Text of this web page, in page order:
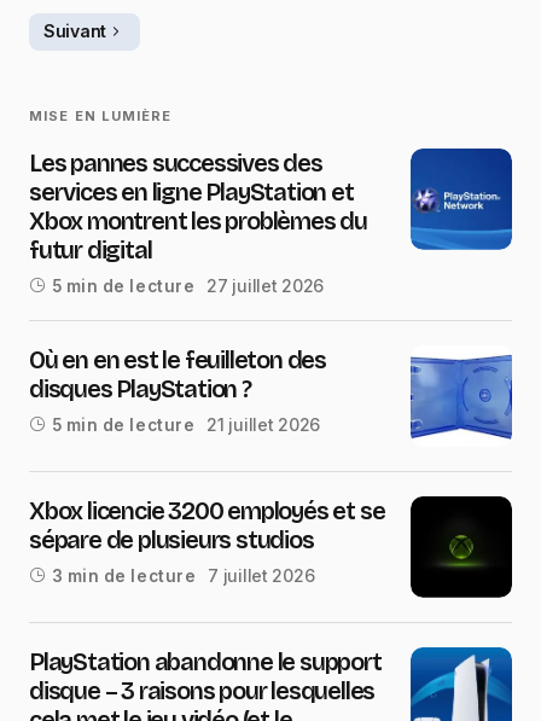
Suivant
MISE EN LUMIÈRE
Les pannes successives des
services en ligne PlayStation et
Xbox montrent les problèmes du
futur digital
5 min de lecture 27 juillet 2026
Où en en est le feuilleton des
disques PlayStation ?
5 min de lecture 21 juillet 2026
Xbox licencie 3200 employés et se
sépare de plusieurs studios
3 min de lecture 7 juillet 2026
PlayStation abandonne le support
disque – 3 raisons pour lesquelles